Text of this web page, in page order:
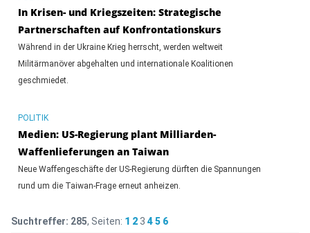
In Krisen- und Kriegszeiten: Strategische
Partnerschaften auf Konfrontationskurs
Während in der Ukraine Krieg herrscht, werden weltweit
Militärmanöver abgehalten und internationale Koalitionen
geschmiedet.
POLITIK
Medien: US-Regierung plant Milliarden-
Waffenlieferungen an Taiwan
Neue Waffengeschäfte der US-Regierung dürften die Spannungen
rund um die Taiwan-Frage erneut anheizen.
Suchtreffer: 285, Seiten: 1 2 3 4 5 6